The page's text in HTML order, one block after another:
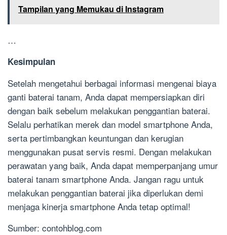
Tampilan yang Memukau di Instagram
…
Kesimpulan
Setelah mengetahui berbagai informasi mengenai biaya
ganti baterai tanam, Anda dapat mempersiapkan diri
dengan baik sebelum melakukan penggantian baterai.
Selalu perhatikan merek dan model smartphone Anda,
serta pertimbangkan keuntungan dan kerugian
menggunakan pusat servis resmi. Dengan melakukan
perawatan yang baik, Anda dapat memperpanjang umur
baterai tanam smartphone Anda. Jangan ragu untuk
melakukan penggantian baterai jika diperlukan demi
menjaga kinerja smartphone Anda tetap optimal!
Sumber: contohblog.com